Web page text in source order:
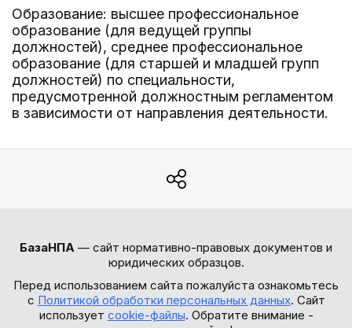
Образование: высшее профессиональное
образование (для ведущей группы
должностей), среднее профессиональное
образование (для старшей и младшей групп
должностей) по специальности,
предусмотренной должностным регламентом
в зависимости от направления деятельности.
БазаНПА — сайт нормативно-правовых документов и
юридических образцов.
Перед использованием сайта пожалуйста ознакомьтесь
с Политикой обработки персональных данных. Сайт
использует cookie-файлы. Обратите внимание -